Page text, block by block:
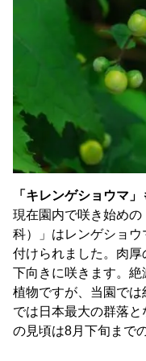
「キレンゲショウマ
現在園内で咲き始め
科）」はレンゲショ
付けられました。肉
下向きに咲きます。
植物ですが、当園で
では日本最大の群落
の見頃は8月下旬まで